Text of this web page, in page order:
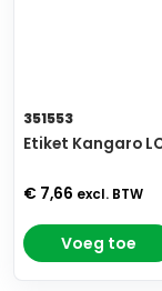
351553
Etiket Kangaro
€ 7,66 excl. BTW
Voeg toe